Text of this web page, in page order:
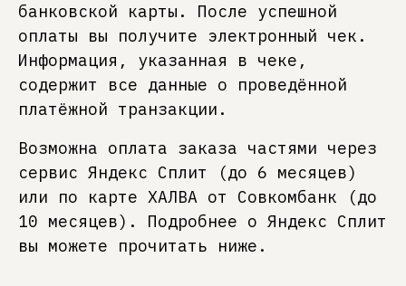
банковской карты. После успешной
оплаты вы получите электронный чек.
Информация, указанная в чеке,
содержит все данные о проведённой
платёжной транзакции.
Возможна оплата заказа частями через
сервис Яндекс Сплит (до 6 месяцев)
или по карте ХАЛВА от Совкомбанк (до
10 месяцев). Подробнее о Яндекс Сплит
вы можете прочитать ниже.